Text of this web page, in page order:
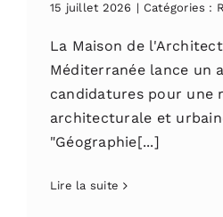
15 juillet 2026 | Catégories :
La Maison de
Méditerranée lance un
candidatures pour une
architecturale et
"Géographie[...]
Lire la suite